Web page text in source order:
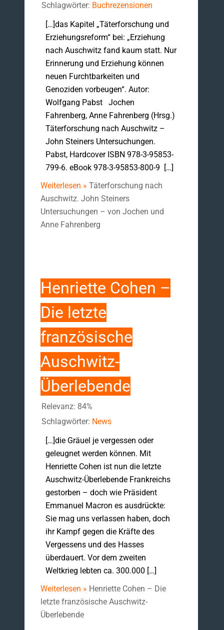
Schlagwörter: Buchrezensionen
[…]das Kapitel „Täterforschung und
Erziehungsreform“ bei: „Erziehung
nach Auschwitz fand kaum statt. Nur
Erinnerung und Erziehung können
neuen Furchtbarkeiten und
Genoziden vorbeugen“. Autor:
Wolfgang Pabst Jochen
Fahrenberg, Anne Fahrenberg (Hrsg.)
Täterforschung nach Auschwitz –
John Steiners Untersuchungen.
Pabst, Hardcover ISBN 978-3-95853-
799-6. eBook 978-3-95853-800-9 […]
Weiterlesen » Täterforschung nach
Auschwitz. John Steiners
Untersuchungen – von Jochen und
Anne Fahrenberg
Henriette Cohen –
Die letzte
französische
Auschwitz-
Überlebende
Relevanz: 84%
Schlagwörter: News
[…]die Gräuel je vergessen oder
geleugnet werden können. Mit
Henriette Cohen ist nun die letzte
Auschwitz-Überlebende Frankreichs
gestorben – doch wie Präsident
Emmanuel Macron es ausdrückte:
Sie mag uns verlassen haben, doch
ihr Kampf gegen die Kräfte des
Vergessens und des Hasses
überdauert. Vor dem zweiten
Weltkrieg lebten ca. 300.000 […]
Weiterlesen » Henriette Cohen – Die
letzte französische Auschwitz-
Überlebende